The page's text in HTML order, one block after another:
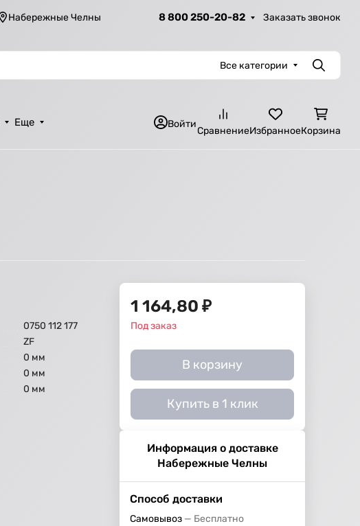
Набережные Челны 8 800 250-20-82 Заказать звонок
Все категории Поиск
Еще Войти
СравнениеИзбранноеКорзина
0750 112 177
ZF
0 мм
0 мм
0 мм
1 164,80 ₽
Под заказ
В корзину
Купить в 1 клик
Информация о доставке
Набережные Челны
Способ доставки
Самовывоз Бесплатно